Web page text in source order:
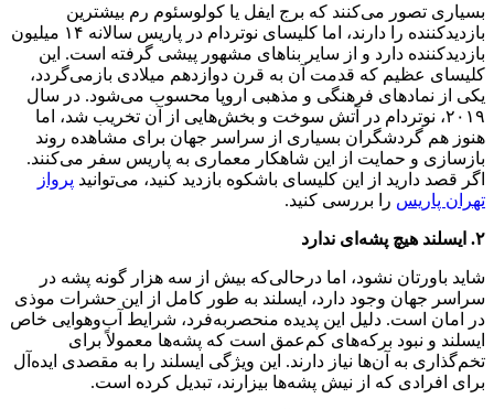
بسیاری تصور می‌کنند که برج ایفل یا کولوسئوم رم بیشترین
بازدیدکننده را دارند، اما کلیسای نوتردام در پاریس سالانه ۱۴ میلیون
بازدیدکننده دارد و از سایر بناهای مشهور پیشی گرفته است. این
کلیسای عظیم که قدمت آن به قرن دوازدهم میلادی بازمی‌گردد،
یکی از نمادهای فرهنگی و مذهبی اروپا محسوب می‌شود. در سال
۲۰۱۹، نوتردام در آتش سوخت و بخش‌هایی از آن تخریب شد، اما
هنوز هم گردشگران بسیاری از سراسر جهان برای مشاهده روند
بازسازی و حمایت از این شاهکار معماری به پاریس سفر می‌کنند.
اگر قصد دارید از این کلیسای باشکوه بازدید کنید، می‌توانید پرواز
تهران پاریس را بررسی کنید.
۲. ایسلند هیچ پشه‌ای ندارد
شاید باورتان نشود، اما درحالی‌که بیش از سه هزار گونه پشه در
سراسر جهان وجود دارد، ایسلند به طور کامل از این حشرات موذی
در امان است. دلیل این پدیده منحصربه‌فرد، شرایط آب‌وهوایی خاص
ایسلند و نبود برکه‌های کم‌عمق است که پشه‌ها معمولاً برای
تخم‌گذاری به آن‌ها نیاز دارند. این ویژگی ایسلند را به مقصدی ایده‌آل
برای افرادی که از نیش پشه‌ها بیزارند، تبدیل کرده است.